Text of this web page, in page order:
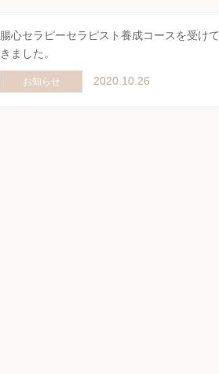
腸心セラピーセラピスト養成コースを受けて
きました。
お知らせ 2020.10.26